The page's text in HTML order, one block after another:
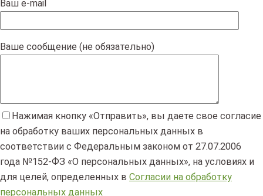
Ваш e-mail
Ваше сообщение (не обязательно)
Нажимая кнопку «Отправить», вы даете свое согласие
на обработку ваших персональных данных в
соответствии с Федеральным законом от 27.07.2006
года №152-ФЗ «О персональных данных», на условиях и
для целей, определенных в Согласии на обработку
персональных данных